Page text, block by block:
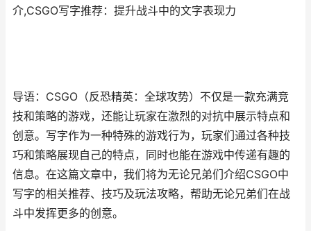
介,CSGO写字推荐：提升战斗中的文字表现力
导语：CSGO（反恐精英：全球攻势）不仅是一款充满竞
技和策略的游戏，还能让玩家在激烈的对抗中展示特点和
创意。写字作为一种特殊的游戏行为，玩家们通过各种技
巧和策略展现自己的特点，同时也能在游戏中传递有趣的
信息。在这篇文章中，我们将为无论兄弟们介绍CSGO中
写字的相关推荐、技巧及玩法攻略，帮助无论兄弟们在战
斗中发挥更多的创意。